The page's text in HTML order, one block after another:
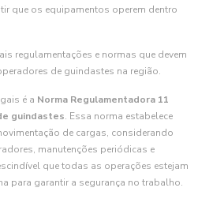
que os equipamentos operem dentro
regulamentações e normas que devem
de guindastes na região.
é a Norma Regulamentadora 11
guindastes. Essa norma estabelece
de cargas, considerando
manutenções periódicas e
que todas as operações estejam
para garantir a segurança no trabalho.